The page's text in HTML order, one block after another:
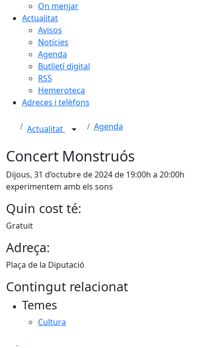
On menjar
Actualitat
Avisos
Notícies
Agenda
Butlletí digital
RSS
Hemeroteca
Adreces i telèfons
Actualitat Agenda
Concert Monstruós
Dijous, 31 d’octubre de 2024 de 19:00h a 20:00h
experimentem amb els sons
Quin cost té:
Gratuït
Adreça:
Plaça de la Diputació
Contingut relacionat
Temes
Cultura